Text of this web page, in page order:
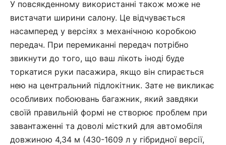
У повсякденному використанні також може не
вистачати ширини салону. Це відчувається
насамперед у версіях з механічною коробкою
передач. При перемиканні передач потрібно
звикнути до того, що ваш лікоть іноді буде
торкатися руки пасажира, якщо він спирається
нею на центральний підлокітник. Зате не викликає
особливих побоювань багажник, який завдяки
своїй правильній формі не створює проблем при
завантаженні та доволі місткий для автомобіля
довжиною 4,34 м (430-1609 л у гібридної версії,